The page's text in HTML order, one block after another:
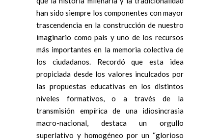
han sido siempre los componentes con mayor
trascendencia en la construcción de nuestro
imaginario como país y uno de los recursos
más importantes en la memoria colectiva de
los ciudadanos. Recordó que esta idea
propiciada desde los valores inculcados por
las propuestas educativas en los distintos
niveles formativos, o a través de la
transmisión empírica de una idiosincrasia
macro-nacional, destaca un orgullo
superlativo y homogéneo por un “glorioso